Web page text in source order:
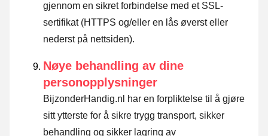
gjennom en sikret forbindelse med et SSL-
sertifikat (HTTPS og/eller en lås øverst eller
nederst på nettsiden).
Nøye behandling av dine
personopplysninger
BijzonderHandig.nl har en forpliktelse til å gjøre
sitt ytterste for å sikre trygg transport, sikker
behandling og sikker lagring av